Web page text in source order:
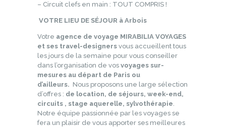
– Circuit clefs en main : TOUT COMPRIS !
VOTRE LIEU DE SÉJOUR à Arbois
Votre agence de voyage MIRABILIA VOYAGES
et ses travel-designers vous accueillent tous
les jours de la semaine pour vous conseiller
dans l’organisation de vos voyages sur-
mesures au départ de Paris ou
d’ailleurs. Nous proposons une large sélection
d’offres : de location, de séjours, week-end,
circuits , stage aquerelle, sylvothérapie.
Notre équipe passionnée par les voyages se
fera un plaisir de vous apporter ses meilleures